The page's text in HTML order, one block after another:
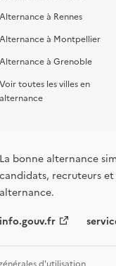
Alternance à Rennes
Alternance à Montpellier
Alternance à Grenoble
Voir toutes les villes en
alternance
La bonne alternance
candidats, recruteurs
alternance.
info.gouv.fr
d'utilisation